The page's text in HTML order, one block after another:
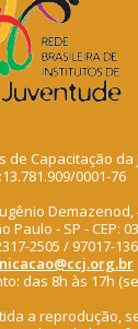
de Capacitação da
0001-76
Demazenod,
Paulo - SP - CEP:
2505 / 97017-
das 8h às 17h
a reprodução,